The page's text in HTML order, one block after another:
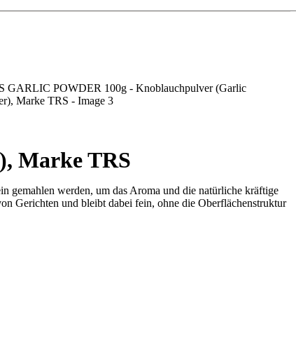
Marke TRS
gemahlen werden, um das Aroma und die natürliche kräftige
Gerichten und bleibt dabei fein, ohne die Oberflächenstruktur